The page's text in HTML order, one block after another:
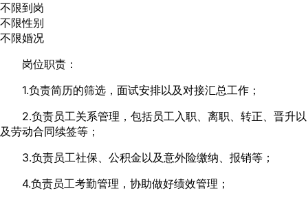
不限到岗
不限性别
不限婚况
岗位职责：
1.负责简历的筛选，面试安排以及对接汇总工作；
2.负责员工关系管理，包括员工入职、离职、转正、晋升以
及劳动合同续签等；
3.负责员工社保、公积金以及意外险缴纳、报销等；
4.负责员工考勤管理，协助做好绩效管理；